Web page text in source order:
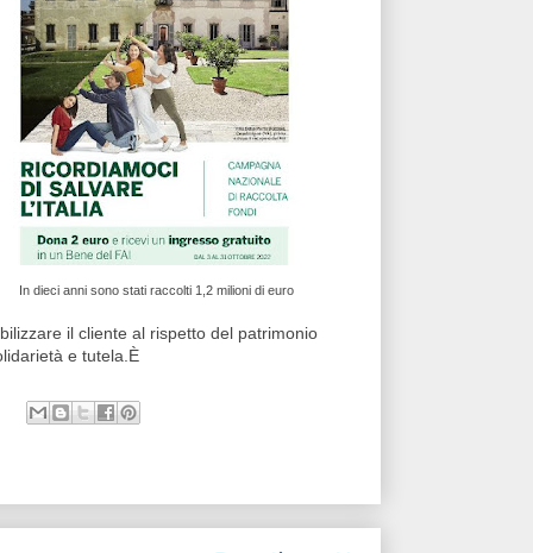
In dieci anni sono stati raccolti 1,2 milioni di euro
il cliente al rispetto del patrimonio
e tutela.È